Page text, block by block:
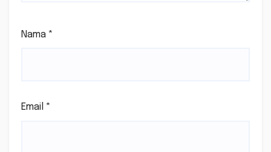
Nama *
Email *